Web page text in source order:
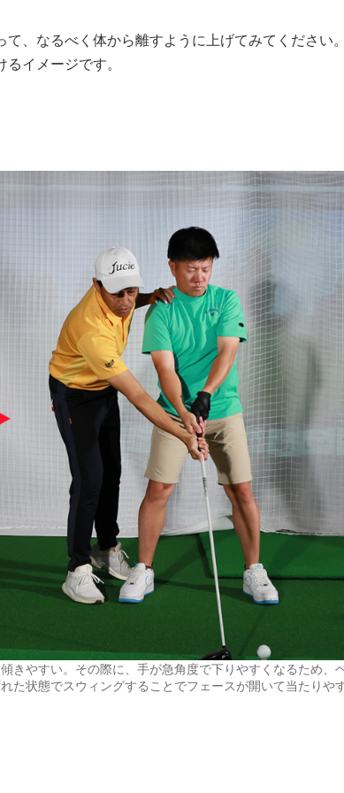
、なるべく体から離すように上げてみてください
イメージです。
きやすい。その際に、手が急角度で下りやすくなるため、
た状態でスウィングすることでフェースが開いて当たりや